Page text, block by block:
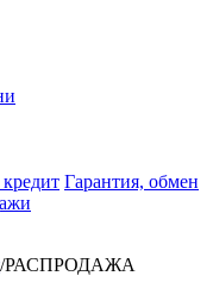
Гарантия, обмен
/РАСПРОДАЖА